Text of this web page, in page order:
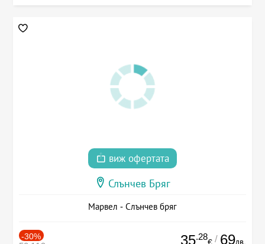
виж офертата
Слънчев Бряг
Марвел - Слънчев бряг
-30% 35.28 / 69лв.